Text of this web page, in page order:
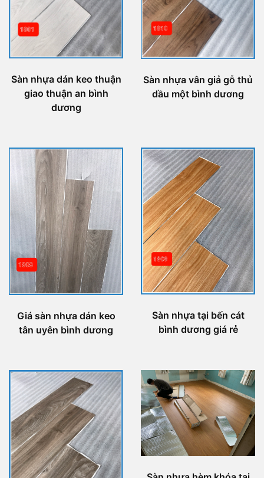
Sàn nhựa dán keo thuận
giao thuận an bình
dương
Sàn nhựa vân giả gỗ thủ
dầu một bình dương
Giá sàn nhựa dán keo
tân uyên bình dương
Sàn nhựa tại bến cát
bình dương giá rẻ